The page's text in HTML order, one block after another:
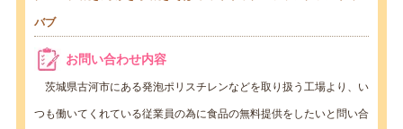
バブ
お問い合わせ内容
茨城県古河市にある発泡ポリスチレンなどを取り扱う工場より、い
つも働いてくれている従業員の為に食品の無料提供をしたいと問い合